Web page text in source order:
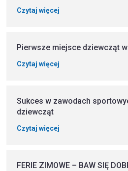
Czytaj więcej
Pierwsze miejsce dziewcząt
Czytaj więcej
Sukces w zawodach
dziewcząt
Czytaj więcej
FERIE ZIMOWE – BAW SIĘ